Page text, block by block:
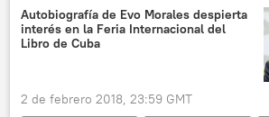
Autobiografía de Evo Morales despierta
interés en la Feria Internacional del
Libro de Cuba
2 de febrero 2018, 23:59 GMT